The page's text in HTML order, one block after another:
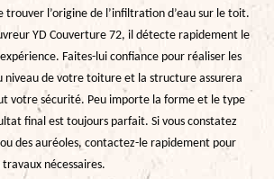
trouver l’origine de l’infiltration d’eau sur le toit.
YD Couverture 72, il détecte rapidement le
Faites-lui confiance pour réaliser les
niveau de votre toiture et la structure assurera
votre sécurité. Peu importe la forme et le type
final est toujours parfait. Si vous constatez
des auréoles, contactez-le rapidement pour
travaux nécessaires.